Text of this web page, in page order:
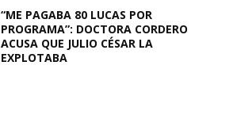
“ME PAGABA 80 LUCAS POR
PROGRAMA”: DOCTORA CORDERO
ACUSA QUE JULIO CÉSAR LA
EXPLOTABA